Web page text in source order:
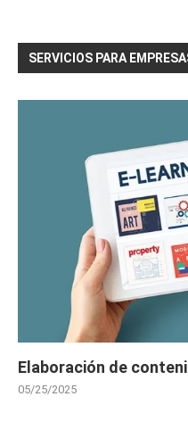
SERVICIOS PARA
Elaboración de
05/25/2025